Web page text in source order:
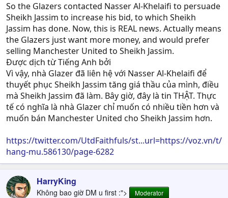
So the Glazers contacted Nasser Al-Khelaifi to persuade
Sheikh Jassim to increase his bid, to which Sheikh
Jassim has done. Now, this is REAL news. Actually means
the Glazers just want more money, and would prefer
selling Manchester United to Sheikh Jassim.
Được dịch từ Tiếng Anh bởi
Vì vậy, nhà Glazer đã liên hệ với Nasser Al-Khelaifi để
thuyết phục Sheikh Jassim tăng giá thầu của mình, điều
mà Sheikh Jassim đã làm. Bây giờ, đây là tin THẬT. Thực
tế có nghĩa là nhà Glazer chỉ muốn có nhiều tiền hơn và
muốn bán Manchester United cho Sheikh Jassim hơn.
https://twitter.com/UtdFaithfuls/st...url=https://voz.vn/t/
hang-mu.586130/page-6282
HarryKing
Không bao giờ DM u first :">
Moderator